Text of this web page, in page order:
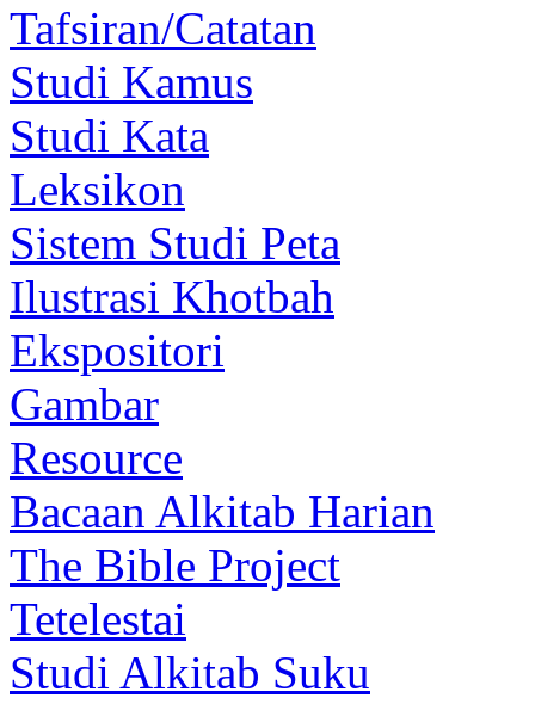
Tafsiran/Catatan
Studi Kamus
Studi Kata
Leksikon
Sistem Studi Peta
Ilustrasi Khotbah
Ekspositori
Gambar
Resource
Bacaan Alkitab Harian
The Bible Project
Tetelestai
Studi Alkitab Suku